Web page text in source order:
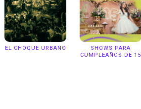
EL CHOQUE URBANO
SHOWS PARA
CUMPLEAÑOS DE 15